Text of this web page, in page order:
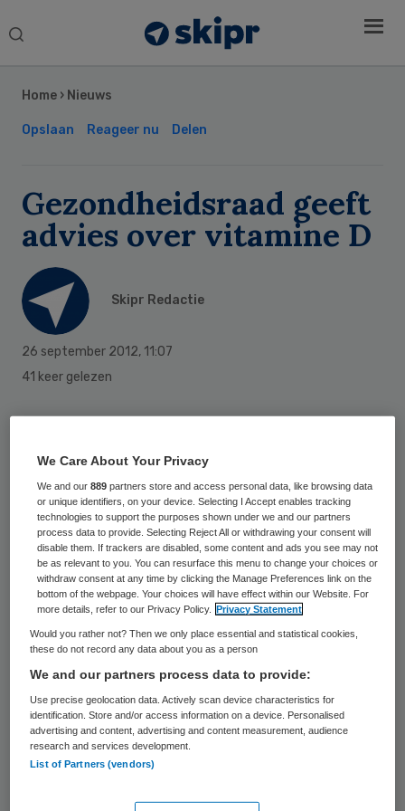
Search
Home › Nieuws
Opslaan Reageer nu Delen
Gezondheidsraad geeft
advies over vitamine D
Skipr Redactie
26 september 2012, 11:07
41 keer gelezen
dagelijks 10 microgram extra vitamine D
nemen, ouderen vanaf 70 jaar per dag 20
microgram. Dat staat in een woensdag
gepubliceerd advies van de
Gezondheidsraad, dat is aangeboden aan
de minister Edith Schippers van
Volksgezondheid, Welzijn en Sport.
Het vorige advies over vitamine D dateert
uit 2008.
Nuancering
Een woordvoerster geeft aan dat deze
Sidebar
We Care About Your Privacy
We and our889 partners store and access personal data, like browsing data
or unique identifiers, on your device. Selecting I Accept enables tracking
technologies to support the purposes shown under we and our partners
process data to provide. Selecting Reject All or withdrawing your consent will
disable them. If trackers are disabled, some content and ads you see may not
be as relevant to you. You can resurface this menu to change your choices or
withdraw consent at any time by clicking the Manage Preferences link on the
bottom of the webpage. Your choices will have effect within our Website. For
more details, refer to our Privacy Policy.
Privacy Statement
Would you rather not? Then we only place essential and statistical cookies,
these do not record any data about you as a person
We and our partners process data to provide:
Use precise geolocation data. Actively scan device characteristics for
identification. Store and/or access information on a device. Personalised
advertising and content, advertising and content measurement, audience
research and services development.
List of Partners (vendors)